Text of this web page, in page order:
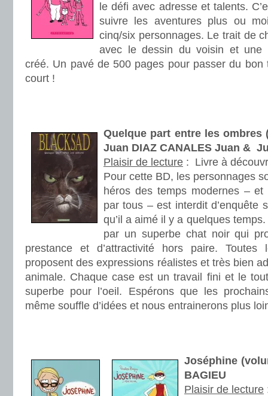
le défi avec adresse et talents.
suivre les aventures plus ou
cinq/six personnages. Le trait de
avec le dessin du voisin et une
créé. Un pavé de 500 pages pour passer du
court !
Quelque part entre les ombres
Juan DIAZ CANALES Juan &
Plaisir de lecture : Livre à
Pour cette BD, les personnages
héros des temps modernes – et
par tous – est interdit d’enquête
qu’il a aimé il y a quelques
par un superbe chat noir qui
prestance et d’attractivité hors paire.
proposent des expressions réalistes et très bien
animale. Chaque case est un travail fini et le
superbe pour l’oeil. Espérons que les
même souffle d’idées et nous entrainerons plus
Joséphine
BAGIEU
Plaisir de lecture